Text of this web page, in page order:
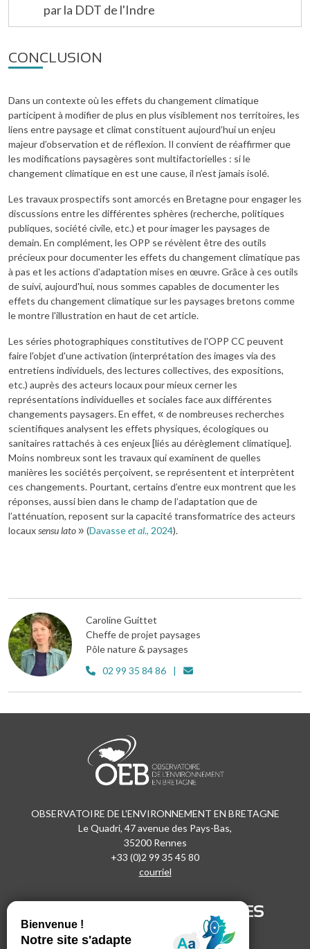
par la DDT de l'Indre
CONCLUSION
Dans un contexte où les effets du changement climatique
participent à modifier de plus en plus visiblement nos territoires, les
liens entre paysage et climat constituent aujourd’hui un enjeu
majeur d’observation et de réflexion. Il convient de réaffirmer que
les modifications paysagères sont multifactorielles : si le
changement climatique en est une cause, il n’est jamais isolé.
Les travaux prospectifs sont amorcés en Bretagne pour engager les
discussions entre les différentes sphères (recherche, politiques
publiques, société civile, etc.) et pour imager les paysages de
demain. En complément, les OPP se révèlent être des outils
précieux pour documenter les effets du changement climatique pas
à pas et les actions d'adaptation mises en œuvre. Grâce à ces outils
de suivi, aujourd'hui, nous sommes capables de documenter les
effets du changement climatique sur les paysages bretons comme
le montre l'illustration en haut de cet article.
Les séries photographiques constitutives de l'OPP CC peuvent
faire l'objet d'une activation (interprétation des images via des
entretiens individuels, des lectures collectives, des expositions,
etc.) auprès des acteurs locaux pour mieux cerner les
représentations individuelles et sociales face aux différentes
changements paysagers. En effet, « de nombreuses recherches
scientifiques analysent les effets physiques, écologiques ou
sanitaires rattachés à ces enjeux [liés au dérèglement climatique].
Moins nombreux sont les travaux qui examinent de quelles
manières les sociétés perçoivent, se représentent et interprètent
ces changements. Pourtant, certains d’entre eux montrent que les
réponses, aussi bien dans le champ de l’adaptation que de
l’atténuation, reposent sur la capacité transformatrice des acteurs
locauxsensu lato» (Davasseet al., 2024).
Caroline Guittet
Cheffe de projet paysages
Pôle nature & paysages
02 99 35 84 86
OBSERVATOIRE DE L'ENVIRONNEMENT EN BRETAGNE
Le Quadri, 47 avenue des Pays-Bas,
35200 Rennes
+33 (0)2 99 35 45 80
courriel
LinkedIn
LIENS UTILES
Recrutement